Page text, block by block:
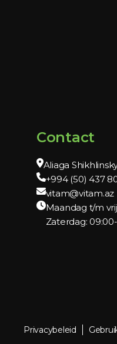
Contact
Aliaga
+994 (50) 437
vitam@vitam.az
Maandag t/m
Zaterdag:
Privacybeleid